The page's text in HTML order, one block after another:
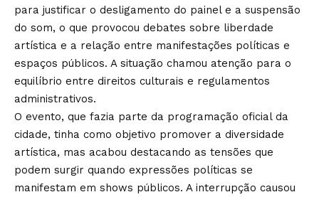
para justificar o desligamento do painel e a suspensão
do som, o que provocou debates sobre liberdade
artística e a relação entre manifestações políticas e
espaços públicos. A situação chamou atenção para o
equilíbrio entre direitos culturais e regulamentos
administrativos.
O evento, que fazia parte da programação oficial da
cidade, tinha como objetivo promover a diversidade
artística, mas acabou destacando as tensões que
podem surgir quando expressões políticas se
manifestam em shows públicos. A interrupção causou